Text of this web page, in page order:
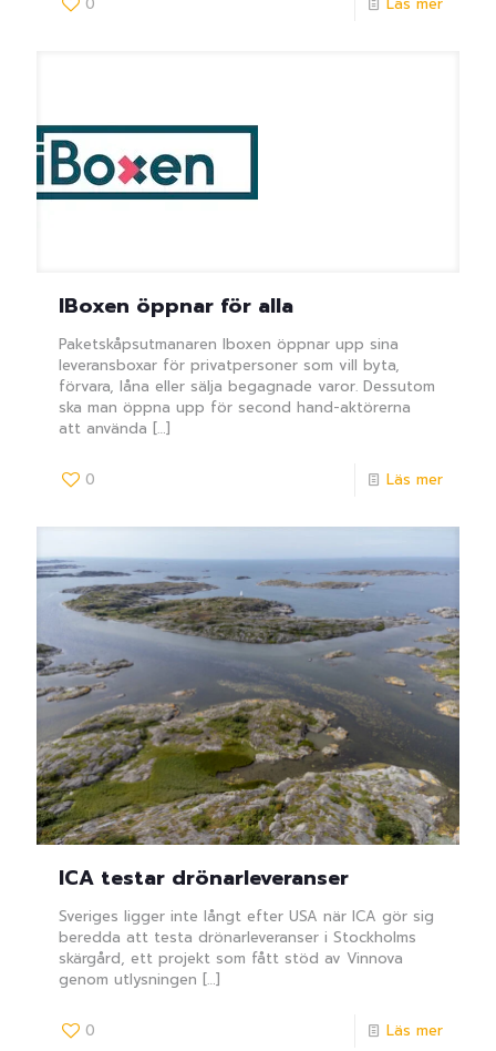
0 Läs mer
IBoxen öppnar för alla
Paketskåpsutmanaren Iboxen öppnar upp sina
leveransboxar för privatpersoner som vill byta,
förvara, låna eller sälja begagnade varor. Dessutom
ska man öppna upp för second hand-aktörerna
att använda […]
0 Läs mer
ICA testar drönarleveranser
Sveriges ligger inte långt efter USA när ICA gör sig
beredda att testa drönarleveranser i Stockholms
skärgård, ett projekt som fått stöd av Vinnova
genom utlysningen […]
0 Läs mer